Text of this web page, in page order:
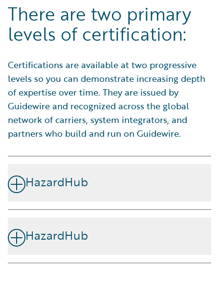
There are two primary
levels of certification:
Certifications are available at two progressive
levels so you can demonstrate increasing depth
of expertise over time. They are issued by
Guidewire and recognized across the global
network of carriers, system integrators, and
partners who build and run on Guidewire.
HazardHub
Comprendre le risque immobilier réel en quelques
HazardHub vous fournit une vision complète des
HazardHub
Comprendre le risque immobilier réel en quelques